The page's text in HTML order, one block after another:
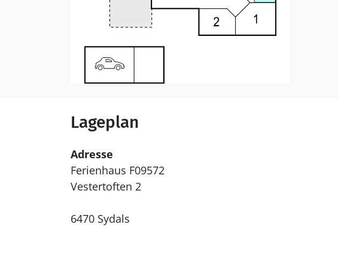
Lageplan
Adresse
Ferienhaus F09572
Vestertoften 2
6470 Sydals